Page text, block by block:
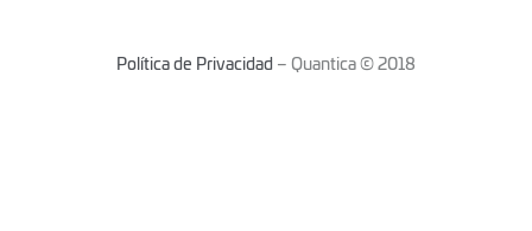
Política de Privacidad – Quantica © 2018